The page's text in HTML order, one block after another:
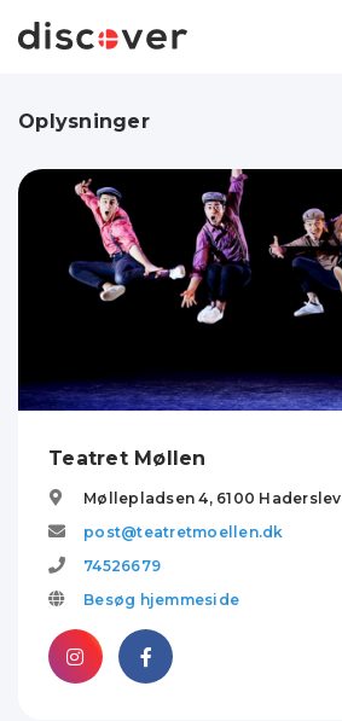
Oplysninger
Teatret Møllen
Møllepladsen 4, 6100 Haderslev
post@teatretmoellen.dk
74526679
Besøg hjemmeside